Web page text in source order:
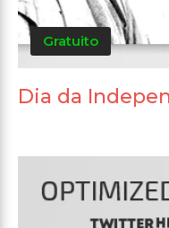
Gratuito
Dia da